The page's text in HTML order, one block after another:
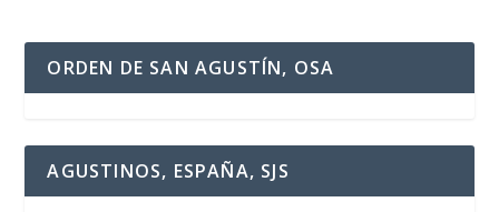
ORDEN DE SAN AGUSTÍN, OSA
AGUSTINOS, ESPAÑA, SJS